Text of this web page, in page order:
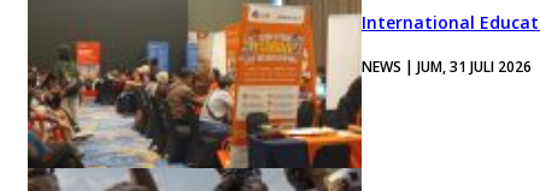
International
NEWS | JUM, 31 JULI 2026